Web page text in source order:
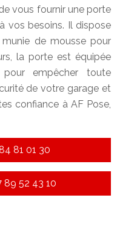
vous fournir une porte
vos besoins. Il dispose
de mousse pour
la porte est équipée
empêcher toute
de votre garage et
confiance à AF Pose,
81 01 30
89 52 43 10